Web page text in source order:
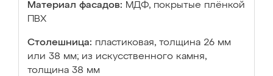
Материал фасадов: МДФ, покрытые плёнкой
ПВХ
Столешница: пластиковая, толщина 26 мм
или 38 мм; из искусственного камня,
толщина 38 мм